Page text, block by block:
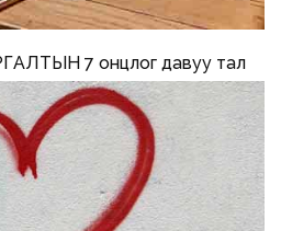
7 онцлог давуу тал